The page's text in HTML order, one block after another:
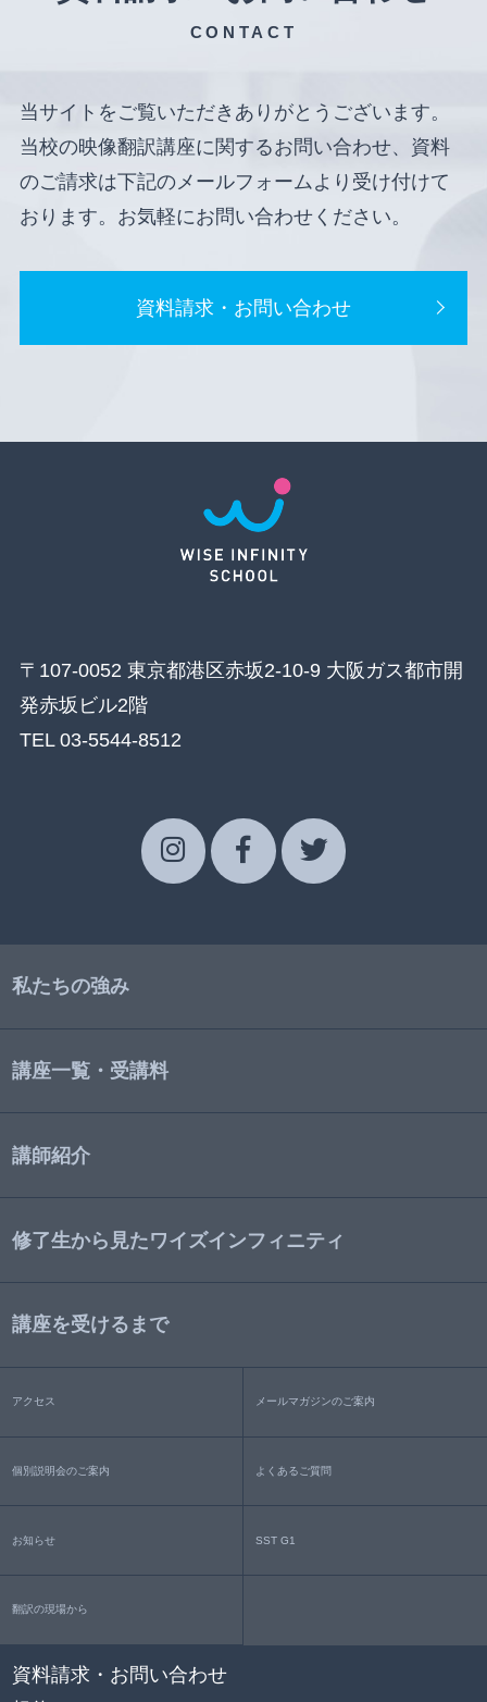
CONTACT
当サイトをご覧いただきありがとうございます。
当校の映像翻訳講座に関するお問い合わせ、資料
のご請求は下記のメールフォームより受け付けて
おります。お気軽にお問い合わせください。
資料請求・お問い合わせ
〒107-0052 東京都港区赤坂2-10-9 大阪ガス都市開
発赤坂ビル2階
TEL 03-5544-8512
私たちの強み
講座一覧・受講料
講師紹介
修了生から見たワイズインフィニティ
講座を受けるまで
アクセス メールマガジンのご案内
個別説明会のご案内 よくあるご質問
お知らせ SST G1
翻訳の現場から
資料請求・お問い合わせ